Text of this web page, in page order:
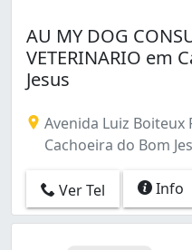
AU MY DOG
VETERINARIO em
Jesus
Avenida Luiz Boiteux
Cachoeira do Bom
Ver Tel Info